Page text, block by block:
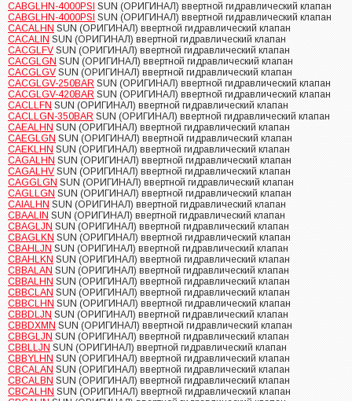
CABGLHN-4000PSI SUN (ОРИГИНАЛ) ввертной гидравлический клапан
CABGLHN-4000PSI SUN (ОРИГИНАЛ) ввертной гидравлический клапан
CACALHN SUN (ОРИГИНАЛ) ввертной гидравлический клапан
CACALIN SUN (ОРИГИНАЛ) ввертной гидравлический клапан
CACGLFV SUN (ОРИГИНАЛ) ввертной гидравлический клапан
CACGLGN SUN (ОРИГИНАЛ) ввертной гидравлический клапан
CACGLGV SUN (ОРИГИНАЛ) ввертной гидравлический клапан
CACGLGV-250BAR SUN (ОРИГИНАЛ) ввертной гидравлический клапан
CACGLGV-420BAR SUN (ОРИГИНАЛ) ввертной гидравлический клапан
CACLLFN SUN (ОРИГИНАЛ) ввертной гидравлический клапан
CACLLGN-350BAR SUN (ОРИГИНАЛ) ввертной гидравлический клапан
CAEALHN SUN (ОРИГИНАЛ) ввертной гидравлический клапан
CAEGLGN SUN (ОРИГИНАЛ) ввертной гидравлический клапан
CAEKLHN SUN (ОРИГИНАЛ) ввертной гидравлический клапан
CAGALHN SUN (ОРИГИНАЛ) ввертной гидравлический клапан
CAGALHV SUN (ОРИГИНАЛ) ввертной гидравлический клапан
CAGGLGN SUN (ОРИГИНАЛ) ввертной гидравлический клапан
CAGLLGN SUN (ОРИГИНАЛ) ввертной гидравлический клапан
CAIALHN SUN (ОРИГИНАЛ) ввертной гидравлический клапан
CBAALIN SUN (ОРИГИНАЛ) ввертной гидравлический клапан
CBAGLJN SUN (ОРИГИНАЛ) ввертной гидравлический клапан
CBAGLKN SUN (ОРИГИНАЛ) ввертной гидравлический клапан
CBAHLJN SUN (ОРИГИНАЛ) ввертной гидравлический клапан
CBAHLKN SUN (ОРИГИНАЛ) ввертной гидравлический клапан
CBBALAN SUN (ОРИГИНАЛ) ввертной гидравлический клапан
CBBALHN SUN (ОРИГИНАЛ) ввертной гидравлический клапан
CBBCLAN SUN (ОРИГИНАЛ) ввертной гидравлический клапан
CBBCLHN SUN (ОРИГИНАЛ) ввертной гидравлический клапан
CBBDLJN SUN (ОРИГИНАЛ) ввертной гидравлический клапан
CBBDXMN SUN (ОРИГИНАЛ) ввертной гидравлический клапан
CBBGLJN SUN (ОРИГИНАЛ) ввертной гидравлический клапан
CBBLLJN SUN (ОРИГИНАЛ) ввертной гидравлический клапан
CBBYLHN SUN (ОРИГИНАЛ) ввертной гидравлический клапан
CBCALAN SUN (ОРИГИНАЛ) ввертной гидравлический клапан
CBCALBN SUN (ОРИГИНАЛ) ввертной гидравлический клапан
CBCALHN SUN (ОРИГИНАЛ) ввертной гидравлический клапан